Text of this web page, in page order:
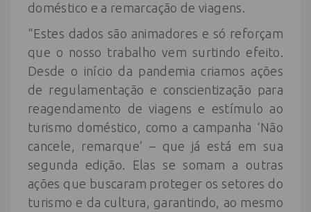
doméstico e a remarcação de viagens.
“Estes dados são animadores e só reforçam
que o nosso trabalho vem surtindo efeito.
Desde o início da pandemia criamos ações
de regulamentação e conscientização para
reagendamento de viagens e estímulo ao
turismo doméstico, como a campanha ‘Não
cancele, remarque’ – que já está em sua
segunda edição. Elas se somam a outras
ações que buscaram proteger os setores do
turismo e da cultura, garantindo, ao mesmo